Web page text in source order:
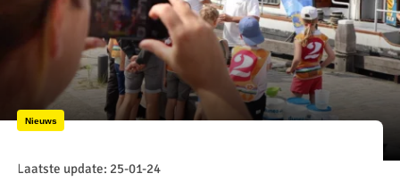
Nieuws
Laatste update: 25-01-24